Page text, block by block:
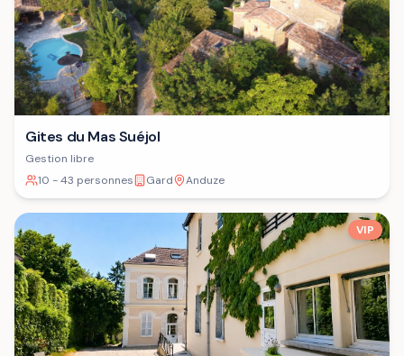
Gites du Mas Suéjol
Gestion libre
10 - 43 personnes
Gard Anduze
VIP